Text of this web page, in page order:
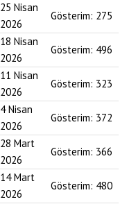
25 Nisan
2026
Gösterim: 275
18 Nisan
2026
Gösterim: 496
11 Nisan
2026
Gösterim: 323
4 Nisan
2026
Gösterim: 372
28 Mart
2026
Gösterim: 366
14 Mart
2026
Gösterim: 480